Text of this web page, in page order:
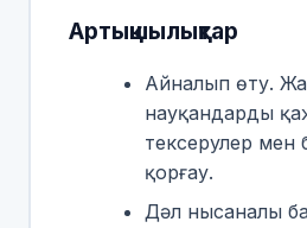
Артықшылықтар
Айналып өту.
науқандарды
тексерулер мен
қорғау.
Дәл нысаналы